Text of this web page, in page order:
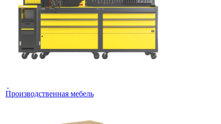
Производственная мебель